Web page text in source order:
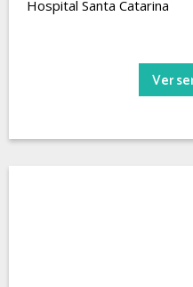
Hospital Santa Catarina
Ver